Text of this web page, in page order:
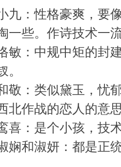
九：性格豪爽，要
一些。作诗技术一
敏：中规中矩的封
。
敬：类似黛玉，忧
北作战的恋人的意
喜：是个小孩，技
娴和淑妍：都是正